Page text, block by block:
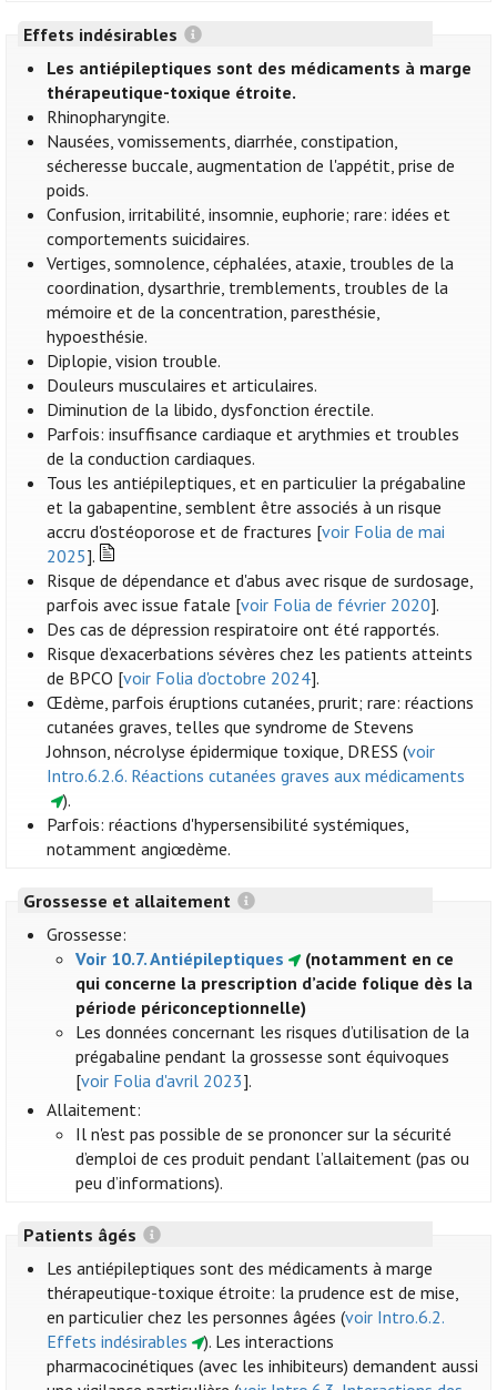
Effets indésirables
Les antiépileptiques sont des médicaments à marge
thérapeutique-toxique étroite.
Rhinopharyngite.
Nausées, vomissements, diarrhée, constipation,
sécheresse buccale, augmentation de l'appétit, prise de
poids.
Confusion, irritabilité, insomnie, euphorie; rare: idées et
comportements suicidaires.
Vertiges, somnolence, céphalées, ataxie, troubles de la
coordination, dysarthrie, tremblements, troubles de la
mémoire et de la concentration, paresthésie,
hypoesthésie.
Diplopie, vision trouble.
Douleurs musculaires et articulaires.
Diminution de la libido, dysfonction érectile.
Parfois: insuffisance cardiaque et arythmies et troubles
de la conduction cardiaques.
Tous les antiépileptiques, et en particulier la prégabaline
et la gabapentine, semblent être associés à un risque
accru d'ostéoporose et de fractures [voir Folia de mai
2025].
Risque de dépendance et d'abus avec risque de surdosage,
parfois avec issue fatale [voir Folia de février 2020].
Des cas de dépression respiratoire ont été rapportés.
Risque d’exacerbations sévères chez les patients atteints
de BPCO [voir Folia d'octobre 2024].
Œdème, parfois éruptions cutanées, prurit; rare: réactions
cutanées graves, telles que syndrome de Stevens
Johnson, nécrolyse épidermique toxique, DRESS (voir
Intro.6.2.6. Réactions cutanées graves aux médicaments
).
Parfois: réactions d'hypersensibilité systémiques,
notamment angiœdème.
Grossesse et allaitement
Grossesse:
Voir 10.7. Antiépileptiques
(notamment en ce
qui concerne la prescription d’acide folique dès la
période périconceptionnelle)
Les données concernant les risques d’utilisation de la
prégabaline pendant la grossesse sont équivoques
[voir Folia d'avril 2023].
Allaitement:
Il n'est pas possible de se prononcer sur la sécurité
d’emploi de ces produit pendant l’allaitement (pas ou
peu d’informations).
Patients âgés
Les antiépileptiques sont des médicaments à marge
thérapeutique-toxique étroite: la prudence est de mise,
en particulier chez les personnes âgées (voir Intro.6.2.
Effets indésirables
). Les interactions
pharmacocinétiques (avec les inhibiteurs) demandent aussi